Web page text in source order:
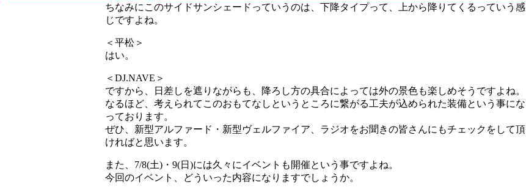
ちなみにこのサイドサンシェードっていうのは、下降タイプって、上から降りてくるっていう感
じですよね。
＜平松＞
はい。
＜DJ.NAVE＞
ですから、日差しを遮りながらも、降ろし方の具合によっては外の景色も楽しめそうですよね。
なるほど、考えられてこのおもてなしというところに繋がる工夫が込められた装備という事にな
っております。
ぜひ、新型アルファード・新型ヴェルファイア、ラジオをお聞きの皆さんにもチェックをして頂
ければと思います。
また、7/8(土)・9(日)には久々にイベントも開催という事ですよね。
今回のイベント、どういった内容になりますでしょうか。